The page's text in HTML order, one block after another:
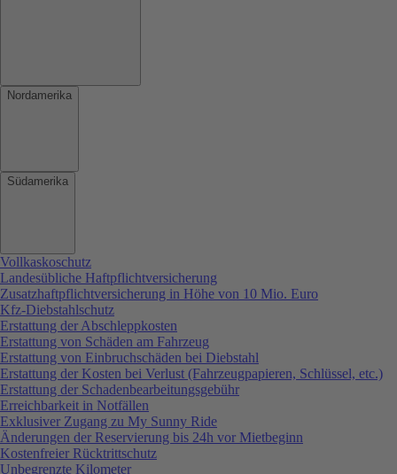
Nordamerika
Südamerika
Vollkaskoschutz
Landesübliche Haftpflichtversicherung
Zusatzhaftpflichtversicherung in Höhe von 10 Mio. Euro
Kfz-Diebstahlschutz
Erstattung der Abschleppkosten
Erstattung von Schäden am Fahrzeug
Erstattung von Einbruchschäden bei Diebstahl
Erstattung der Kosten bei Verlust (Fahrzeugpapieren, Schlüssel, etc.)
Erstattung der Schadenbearbeitungsgebühr
Erreichbarkeit in Notfällen
Exklusiver Zugang zu My Sunny Ride
Änderungen der Reservierung bis 24h vor Mietbeginn
Kostenfreier Rücktrittschutz
Unbegrenzte Kilometer